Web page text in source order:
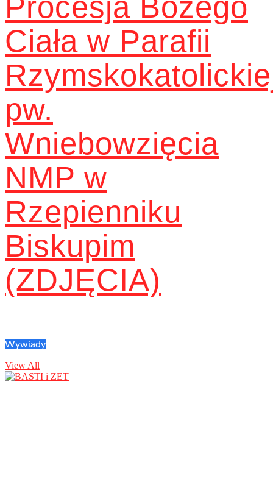
Procesja Bożego
Ciała w Parafii
pw.
Wniebowzięcia
NMP w
Rzepienniku
Biskupim
(ZDJĘCIA)
Wywiady
View All